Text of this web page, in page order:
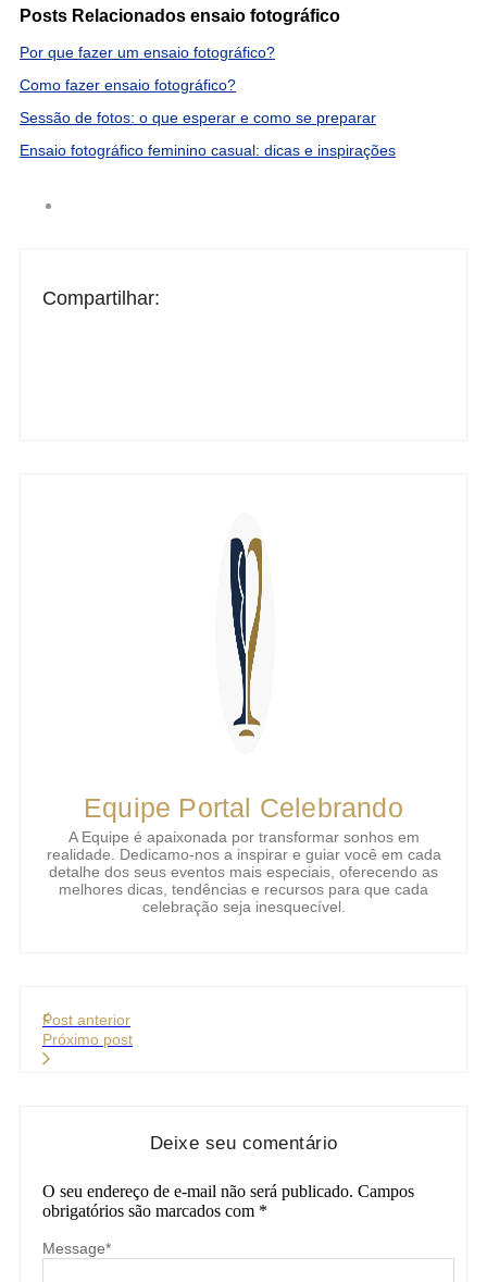
Posts Relacionados ensaio fotográfico
Por que fazer um ensaio fotográfico?
Como fazer ensaio fotográfico?
Sessão de fotos: o que esperar e como se preparar
Ensaio fotográfico feminino casual: dicas e inspirações
Compartilhar:
Equipe Portal Celebrando
A Equipe é apaixonada por transformar sonhos em
realidade. Dedicamo-nos a inspirar e guiar você em cada
detalhe dos seus eventos mais especiais, oferecendo as
melhores dicas, tendências e recursos para que cada
celebração seja inesquecível.
Post anterior
Próximo post
Deixe seu comentário
O seu endereço de e-mail não será publicado. Campos
obrigatórios são marcados com *
Message*